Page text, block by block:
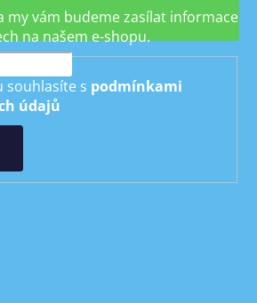
my vám budeme zasílat informace
na našem e-shopu.
souhlasíte s podmínkami
údajů